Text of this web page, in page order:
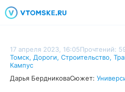
17 апреля 2023, 16:05Прочтений:
Томск, Дороги, Строительство,
Кампус
Дарья БердниковаСюжет: